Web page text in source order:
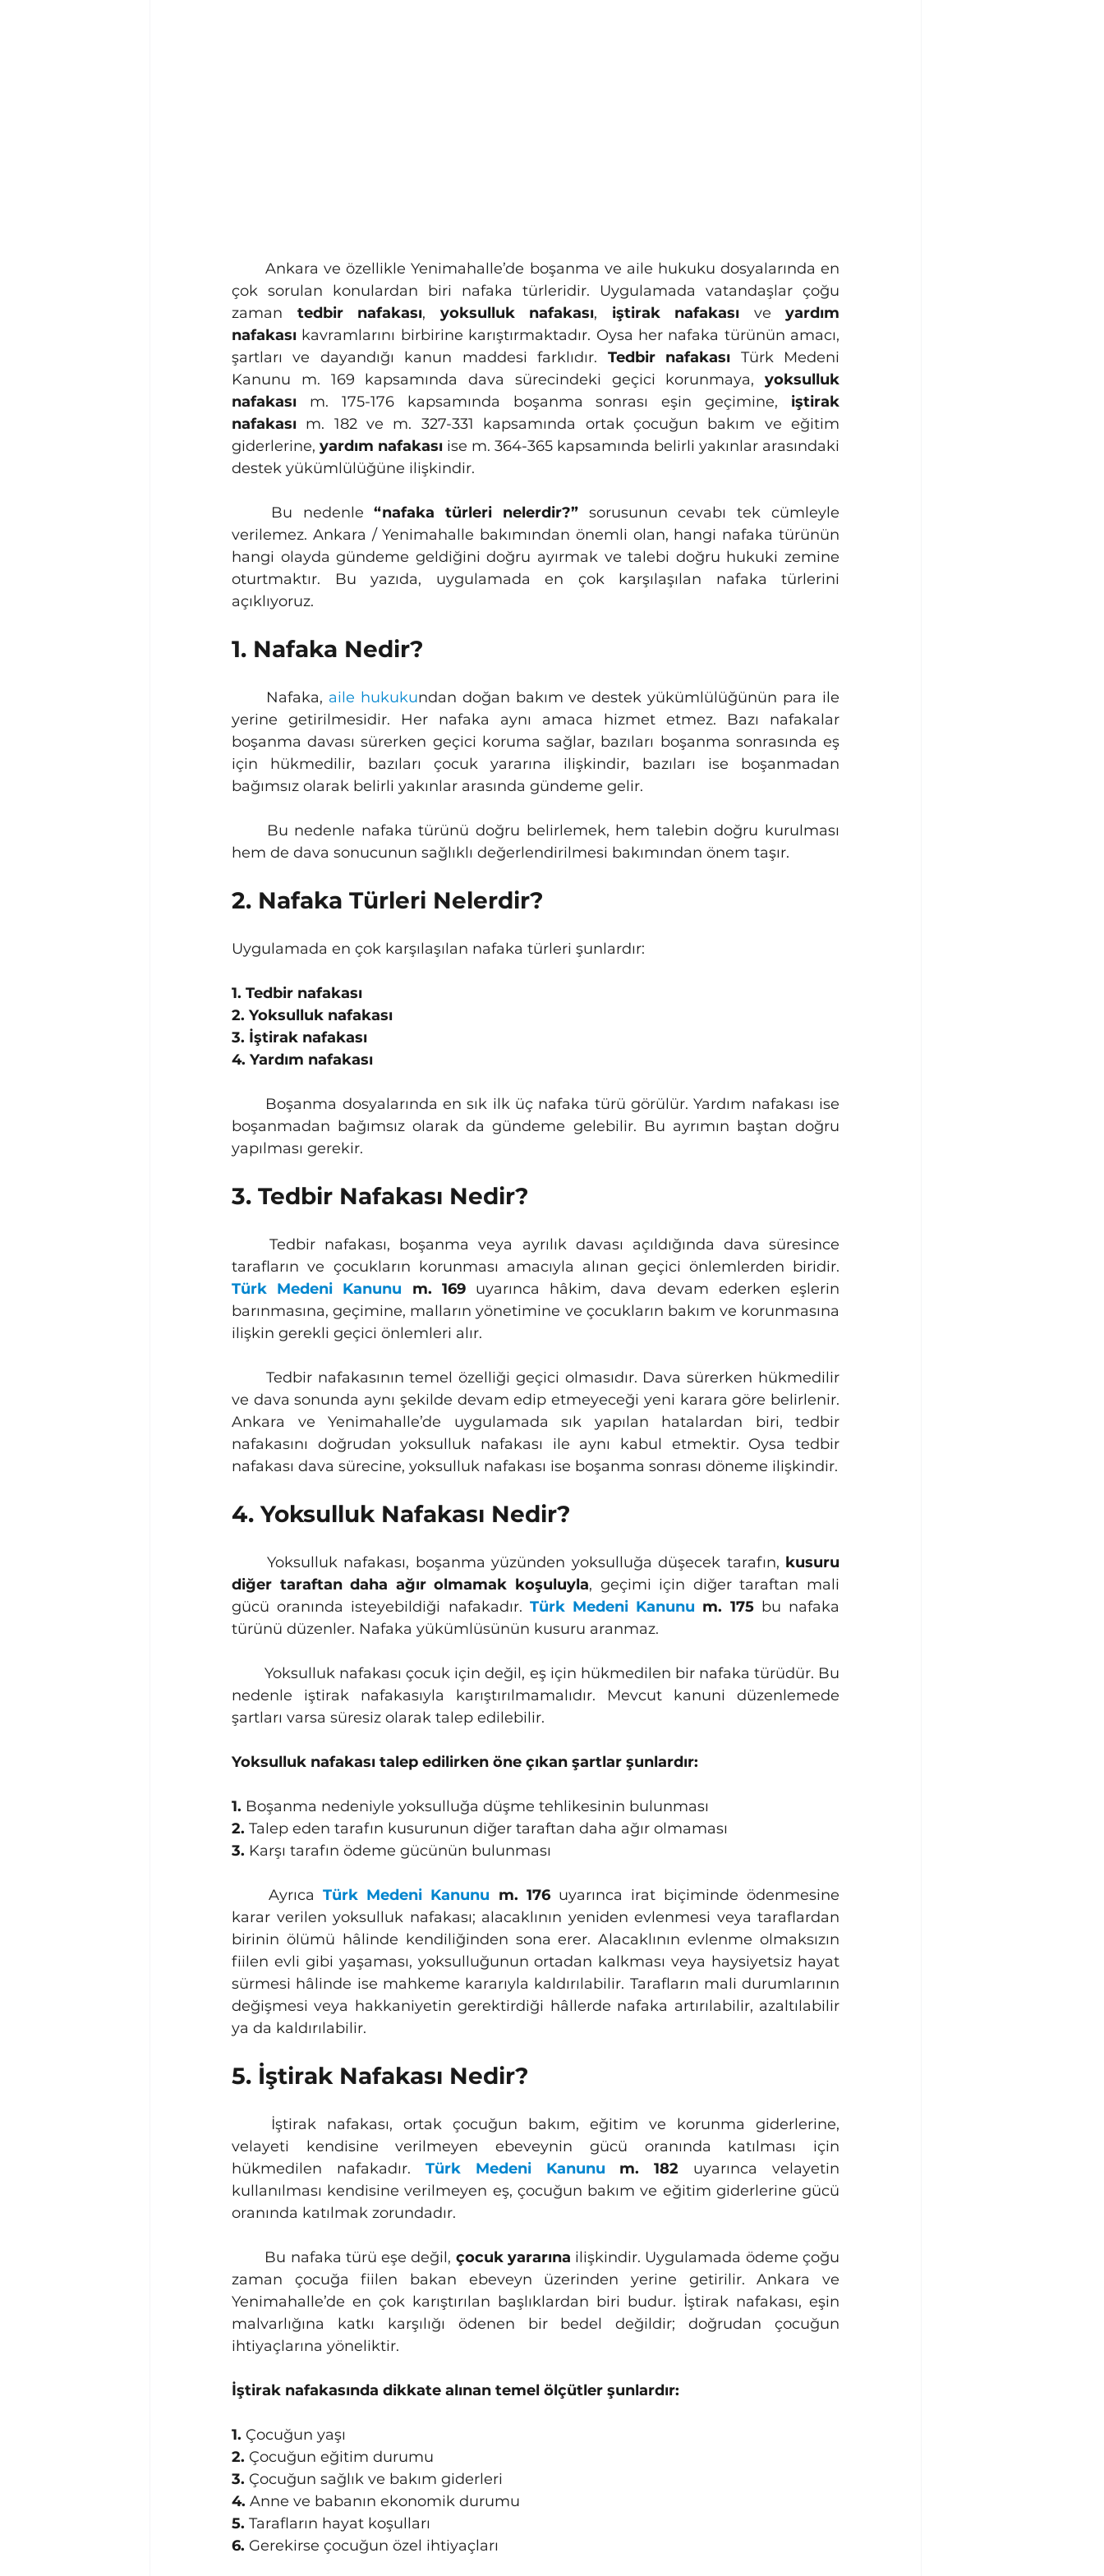
	Ankara ve özellikle Yenimahalle’de boşanma ve aile hukuku dosyalarında en
çok sorulan konulardan biri nafaka türleridir. Uygulamada vatandaşlar çoğu
zaman tedbir nafakası, yoksulluk nafakası, iştirak nafakası ve yardım
nafakası kavramlarını birbirine karıştırmaktadır. Oysa her nafaka türünün amacı,
şartları ve dayandığı kanun maddesi farklıdır. Tedbir nafakası Türk Medeni
Kanunu m. 169 kapsamında dava sürecindeki geçici korunmaya, yoksulluk
nafakası m. 175-176 kapsamında boşanma sonrası eşin geçimine, iştirak
nafakası m. 182 ve m. 327-331 kapsamında ortak çocuğun bakım ve eğitim
giderlerine, yardım nafakası ise m. 364-365 kapsamında belirli yakınlar arasındaki
destek yükümlülüğüne ilişkindir.
	Bu nedenle
“nafaka türleri nelerdir?” sorusunun cevabı tek cümleyle
verilemez. Ankara / Yenimahalle bakımından önemli olan, hangi nafaka türünün
hangi olayda gündeme geldiğini doğru ayırmak ve talebi doğru hukuki zemine
oturtmaktır. Bu yazıda, uygulamada en çok karşılaşılan nafaka türlerini
açıklıyoruz.
1. Nafaka Nedir?
	Nafaka,
aile hukukundan doğan bakım ve destek yükümlülüğünün para ile
yerine getirilmesidir. Her nafaka aynı amaca hizmet etmez. Bazı nafakalar
boşanma davası sürerken geçici koruma sağlar, bazıları boşanma sonrasında eş
için hükmedilir, bazıları çocuk yararına ilişkindir, bazıları ise boşanmadan
bağımsız olarak belirli yakınlar arasında gündeme gelir.
hem de dava sonucunun sağlıklı değerlendirilmesi bakımından önem taşır.
2. Nafaka Türleri Nelerdir?
Uygulamada en çok karşılaşılan nafaka türleri şunlardır:
1. Tedbir nafakası
2. Yoksulluk nafakası
3. İştirak nafakası
4. Yardım nafakası
boşanmadan bağımsız olarak da gündeme gelebilir. Bu ayrımın baştan doğru
yapılması gerekir.
3. Tedbir Nafakası Nedir?
	Tedbir nafakası, boşanma veya ayrılık davası açıldığında dava süresince
Türk Medeni Kanunu m. 169 uyarınca hâkim, dava devam ederken eşlerin
barınmasına, geçimine, malların yönetimine ve çocukların bakım ve korunmasına
ilişkin gerekli geçici önlemleri alır.
ve dava sonunda aynı şekilde devam edip etmeyeceği yeni karara göre belirlenir.
Ankara ve Yenimahalle’de uygulamada sık yapılan hatalardan biri, tedbir
nafakasını doğrudan yoksulluk nafakası ile aynı kabul etmektir. Oysa tedbir
nafakası dava sürecine, yoksulluk nafakası ise boşanma sonrası döneme ilişkindir.
4. Yoksulluk Nafakası Nedir?
	Yoksulluk nafakası, boşanma yüzünden yoksulluğa düşecek tarafın,
kusuru
diğer taraftan daha ağır olmamak koşuluyla, geçimi için diğer taraftan mali
gücü oranında isteyebildiği nafakadır. Türk Medeni Kanunu m. 175 bu nafaka
türünü düzenler. Nafaka yükümlüsünün kusuru aranmaz.
	Yoksulluk nafakası çocuk için değil, eş için hükmedilen bir nafaka türüdür. Bu
nedenle iştirak nafakasıyla karıştırılmamalıdır. Mevcut kanuni düzenlemede
şartları varsa süresiz olarak talep edilebilir.
Yoksulluk nafakası talep edilirken öne çıkan şartlar şunlardır:
1. Boşanma nedeniyle yoksulluğa düşme tehlikesinin bulunması
2. Talep eden tarafın kusurunun diğer taraftan daha ağır olmaması
3. Karşı tarafın ödeme gücünün bulunması
	Ayrıca
Türk Medeni Kanunu m. 176 uyarınca irat biçiminde ödenmesine
karar verilen yoksulluk nafakası; alacaklının yeniden evlenmesi veya taraflardan
birinin ölümü hâlinde kendiliğinden sona erer. Alacaklının evlenme olmaksızın
fiilen evli gibi yaşaması, yoksulluğunun ortadan kalkması veya haysiyetsiz hayat
sürmesi hâlinde ise mahkeme kararıyla kaldırılabilir. Tarafların mali durumlarının
değişmesi veya hakkaniyetin gerektirdiği hâllerde nafaka artırılabilir, azaltılabilir
ya da kaldırılabilir.
5. İştirak Nafakası Nedir?
velayeti kendisine verilmeyen ebeveynin gücü oranında katılması için
hükmedilen nafakadır. Türk Medeni Kanunu m. 182 uyarınca velayetin
kullanılması kendisine verilmeyen eş, çocuğun bakım ve eğitim giderlerine gücü
oranında katılmak zorundadır.
	Bu nafaka türü eşe değil,
çocuk yararına ilişkindir. Uygulamada ödeme çoğu
zaman çocuğa fiilen bakan ebeveyn üzerinden yerine getirilir. Ankara ve
Yenimahalle’de en çok karıştırılan başlıklardan biri budur. İştirak nafakası, eşin
malvarlığına katkı karşılığı ödenen bir bedel değildir; doğrudan çocuğun
ihtiyaçlarına yöneliktir.
İştirak nafakasında dikkate alınan temel ölçütler şunlardır:
1. Çocuğun yaşı
2. Çocuğun eğitim durumu
3. Çocuğun sağlık ve bakım giderleri
4. Anne ve babanın ekonomik durumu
5. Tarafların hayat koşulları
6. Gerekirse çocuğun özel ihtiyaçları